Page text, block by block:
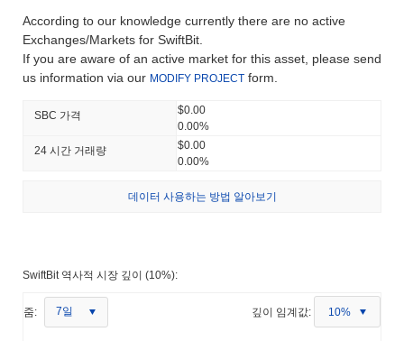
According to our knowledge currently there are no active
Exchanges/Markets for SwiftBit.
If you are aware of an active market for this asset, please send
us information via our MODIFY PROJECT form.
SBC 가격
$0.00
0.00%
24 시간 거래량
$0.00
0.00%
데이터 사용하는 방법 알아보기
SwiftBit 역사적 시장 깊이 (10%):
줌: 7일 깊이 임계값: 10%